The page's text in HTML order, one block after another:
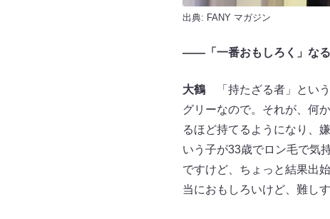
出典: FANY マガジン
――「一番おもしろく」なる
大鶴「持たざる者」という
グリーなので。それが、何
るほど持てるようになり、
いう子が33歳でロン毛で気
ですけど、ちょっと結果出
当におもしろいけど、難し